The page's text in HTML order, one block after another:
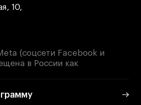
10,
(соцсети Facebook и
в России как